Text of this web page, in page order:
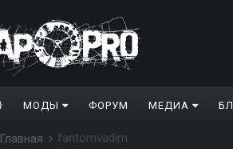
МОДЫ ФОРУМ МЕДИА
Главная fantomvadim